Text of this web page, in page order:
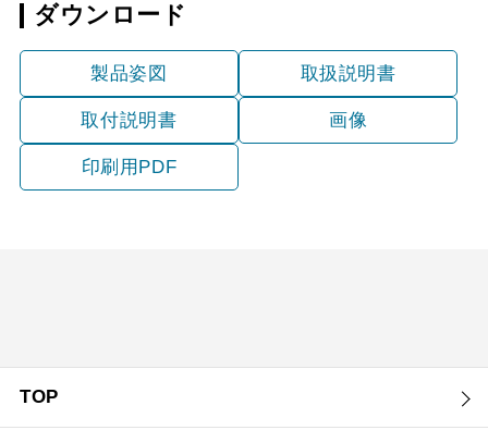
ダウンロード
製品姿図 取扱説明書
取付説明書 画像
印刷用PDF
TOP